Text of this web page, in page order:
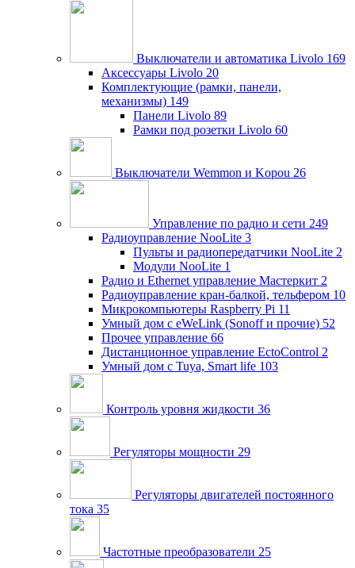
Выключатели и автоматика Livolo 169
Аксессуары Livolo 20
Комплектующие (рамки, панели,
механизмы) 149
Панели Livolo 89
Рамки под розетки Livolo 60
Выключатели Wemmon и Kopou 26
Управление по радио и сети 249
Радиоуправление NooLite 3
Пульты и радиопередатчики NooLite 2
Модули NooLite 1
Радио и Ethernet управление Мастеркит 2
Радиоуправление кран-балкой, тельфером 10
Микрокомпьютеры Raspberry Pi 11
Умный дом c eWeLink (Sonoff и прочие) 52
Прочее управление 66
Дистанционное управление EctoControl 2
Умный дом с Tuya, Smart life 103
Контроль уровня жидкости 36
Регуляторы мощности 29
Регуляторы двигателей постоянного
тока 35
Частотные преобразователи 25